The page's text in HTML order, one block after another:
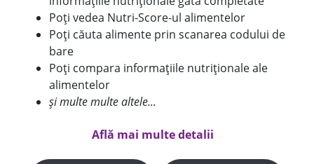
Poți vedea Nutri-Score-ul alimentelor
Poți căuta alimente prin scanarea codului de
bare
Poți compara informațiile nutriționale ale
alimentelor
și multe multe altele...
Află mai multe detalii